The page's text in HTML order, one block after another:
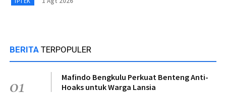
BERITA TERPOPULER
01
Mafindo Bengkulu Perkuat Benteng Anti-
Hoaks untuk Warga Lansia